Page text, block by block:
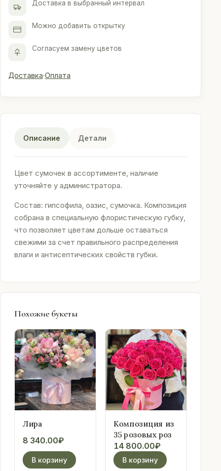
Доставка в выбранный интервал
Можно добавить открытку
Согласуем замену цветов
Доставка·Оплата
Описание Детали
Цвет сумочек в ассортименте, наличие
уточняйте у администратора.
Состав: гипсофила, оазис, сумочка. Композиция
собрана в специальную флористическую губку,
что позволяет цветам дольше оставаться
свежими за счет правильного распределения
влаги и антисептических свойств губки.
Похожие букеты
Лира
8 340.00₽
В корзину
Композиция из
35 розовых роз
14 800.00₽
В корзину